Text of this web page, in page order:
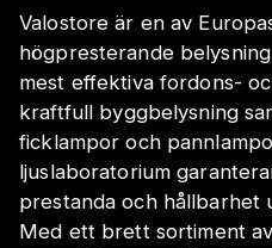
Valostore är en av
högpresterande
mest effektiva fordons-
kraftfull byggbelysning
ficklampor och
ljuslaboratorium
prestanda och hållbarhet
Med ett brett sortiment